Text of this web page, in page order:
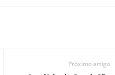
Próximo artigo